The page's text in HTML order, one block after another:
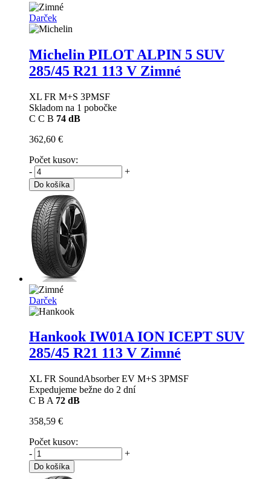
Darček
Michelin PILOT ALPIN 5 SUV
285/45 R21 113 V Zimné
XL FR M+S 3PMSF
Skladom na 1 pobočke
C C B 74 dB
362,60 €
Počet kusov:
-
+
Do košíka
Darček
Hankook IW01A ION ICEPT SUV
285/45 R21 113 V Zimné
XL FR SoundAbsorber EV M+S 3PMSF
Expedujeme bežne do 2 dní
C B A 72 dB
358,59 €
Počet kusov:
-
+
Do košíka